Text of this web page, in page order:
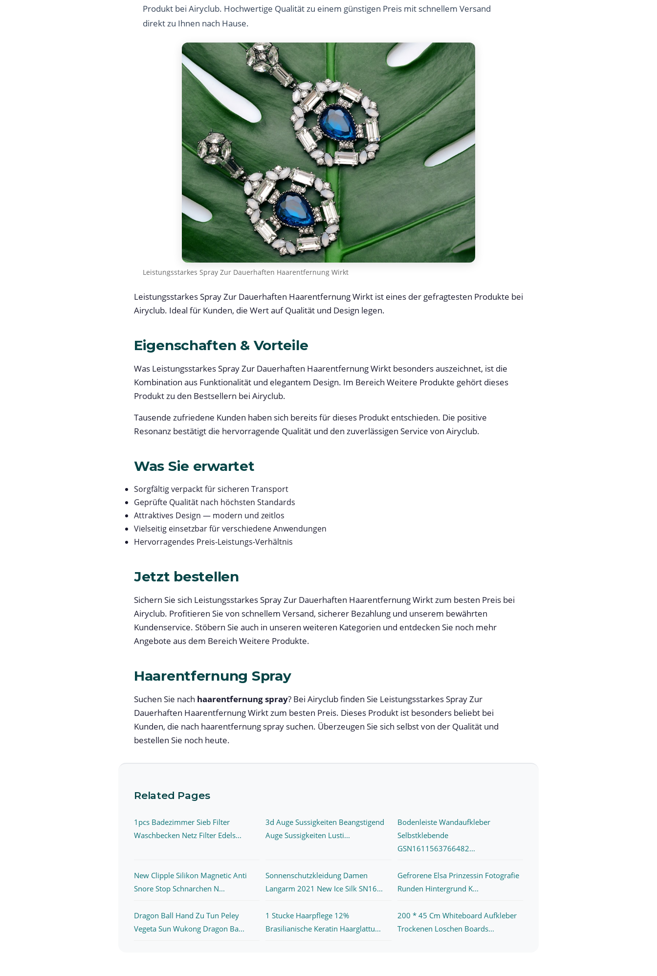
Produkt bei Airyclub. Hochwertige Qualität zu einem günstigen Preis mit schnellem Versand
direkt zu Ihnen nach Hause.
Leistungsstarkes Spray Zur Dauerhaften Haarentfernung Wirkt
Leistungsstarkes Spray Zur Dauerhaften Haarentfernung Wirkt ist eines der gefragtesten Produkte bei
Airyclub. Ideal für Kunden, die Wert auf Qualität und Design legen.
Eigenschaften & Vorteile
Was Leistungsstarkes Spray Zur Dauerhaften Haarentfernung Wirkt besonders auszeichnet, ist die
Kombination aus Funktionalität und elegantem Design. Im Bereich Weitere Produkte gehört dieses
Produkt zu den Bestsellern bei Airyclub.
Tausende zufriedene Kunden haben sich bereits für dieses Produkt entschieden. Die positive
Resonanz bestätigt die hervorragende Qualität und den zuverlässigen Service von Airyclub.
Was Sie erwartet
Sorgfältig verpackt für sicheren Transport
Geprüfte Qualität nach höchsten Standards
Attraktives Design — modern und zeitlos
Vielseitig einsetzbar für verschiedene Anwendungen
Hervorragendes Preis-Leistungs-Verhältnis
Jetzt bestellen
Sichern Sie sich Leistungsstarkes Spray Zur Dauerhaften Haarentfernung Wirkt zum besten Preis bei
Airyclub. Profitieren Sie von schnellem Versand, sicherer Bezahlung und unserem bewährten
Kundenservice. Stöbern Sie auch in unseren weiteren Kategorien und entdecken Sie noch mehr
Angebote aus dem Bereich Weitere Produkte.
Haarentfernung Spray
Suchen Sie nach haarentfernung spray? Bei Airyclub finden Sie Leistungsstarkes Spray Zur
Dauerhaften Haarentfernung Wirkt zum besten Preis. Dieses Produkt ist besonders beliebt bei
Kunden, die nach haarentfernung spray suchen. Überzeugen Sie sich selbst von der Qualität und
bestellen Sie noch heute.
Related Pages
1pcs Badezimmer Sieb Filter
Waschbecken Netz Filter Edels...
3d Auge Sussigkeiten Beangstigend
Auge Sussigkeiten Lusti...
Bodenleiste Wandaufkleber
Selbstklebende
GSN1611563766482...
New Clipple Silikon Magnetic Anti
Snore Stop Schnarchen N...
Sonnenschutzkleidung Damen
Langarm 2021 New Ice Silk SN16...
Gefrorene Elsa Prinzessin Fotografie
Runden Hintergrund K...
Dragon Ball Hand Zu Tun Peley
Vegeta Sun Wukong Dragon Ba...
1 Stucke Haarpflege 12%
Brasilianische Keratin Haarglattu...
200 * 45 Cm Whiteboard Aufkleber
Trockenen Loschen Boards...